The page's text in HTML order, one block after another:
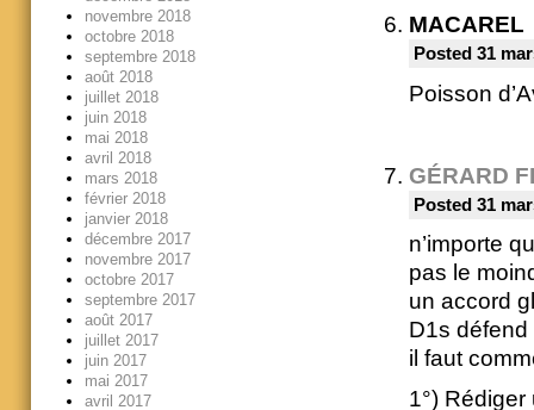
MACAREL
Posted 31
Poisson
GÉRARD
Posted 31
n’importe
pas le
un accord
D1s
il faut
1°)
novembre 2018
octobre 2018
septembre 2018
août 2018
juillet 2018
juin 2018
mai 2018
avril 2018
mars 2018
février 2018
janvier 2018
décembre 2017
novembre 2017
octobre 2017
septembre 2017
août 2017
juillet 2017
juin 2017
mai 2017
avril 2017